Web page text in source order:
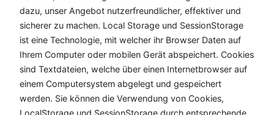
dazu, unser Angebot nutzerfreundlicher, effektiver und
sicherer zu machen. Local Storage und SessionStorage
ist eine Technologie, mit welcher ihr Browser Daten auf
Ihrem Computer oder mobilen Gerät abspeichert. Cookies
sind Textdateien, welche über einen Internetbrowser auf
einem Computersystem abgelegt und gespeichert
werden. Sie können die Verwendung von Cookies,